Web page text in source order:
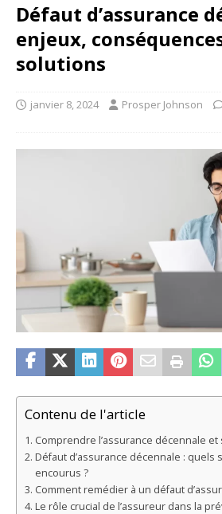
Défaut d’assurance
enjeux,
solutions
janvier 8, 2024 Prosper Johnson
Contenu de l'article
Comprendre l’assurance décennale
Défaut d’assurance décennale : quels
encourus ?
Comment remédier à un défaut
Le rôle crucial de l’assureur dans la